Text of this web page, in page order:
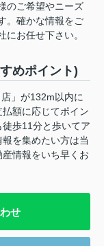
のご希望やニーズ
。確かな情報をご
お任せ下さい。
めポイント)
」が132m以内に
額に応じてポイン
歩11分と歩いてア
を集めたい方は当
情報をいち早くお
せ